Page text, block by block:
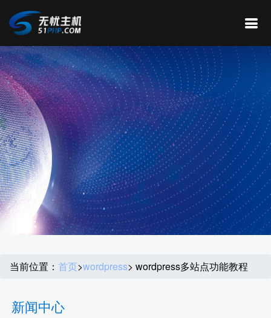
当前位置： 首页>wordpress> wordpress多站点功能教程
新闻中心